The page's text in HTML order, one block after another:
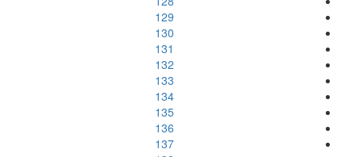
129
130
131
132
133
134
135
136
137